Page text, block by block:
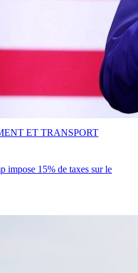
impose 15% de taxes sur le
ET TRANSPORT